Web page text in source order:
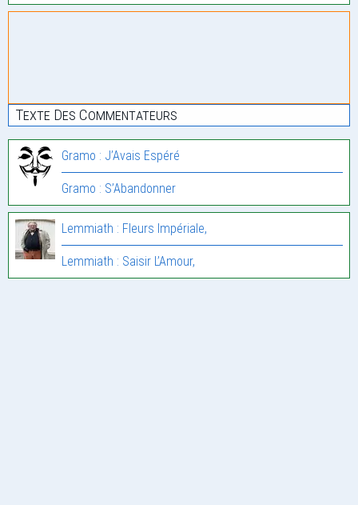
Texte Des Commentateurs
Gramo : J’Avais Espéré
Gramo : S’Abandonner
Lemmiath : Fleurs Impériale,
Lemmiath : Saisir L’Amour,